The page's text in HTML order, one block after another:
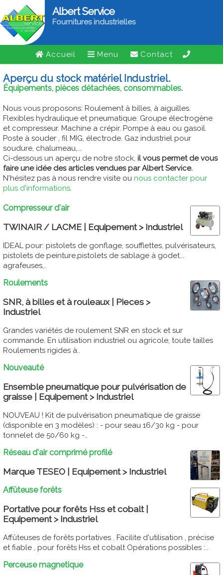
Albert Service
Fournitures industrielles
Accueil Menu Contact
Aperçu du stock matériel Industriel.
Équipements, pièces détachées, consommables.
Nous vous proposons: Roulement à billes, à aiguilles.
Flexibles hydraulique et pneumatique. Groupe électrogène
et compresseur. Machine a crépir. Pompe à eau ou gasoil.
Poste à souder , fil MIG, électrode. Gaz industriel pour
soudure, chalumeau,...
Ci-dessous un aperçu de notre stock, il vous permet de vous
faire une idée des articles vendues par Albert Service.
N'hésitez pas à nous rendre visite ou nous contacter pour
plus d'informations.
Compresseur d'air
TWINAIR / LACME | Equipement > Industriel
IDEAL pour: pistolets de gonflage, soufflettes, pulvérisateurs,
pistolets de peinture,pistolets de sablage à godet...
agrafeuses,..
Roulements
SNR, à billes et à rouleaux | Pieces >
Industriel
Grandes variétés de roulement SNR en stock et sur
commande. En utilisation industriel ou agricole, toute tailles
Roulements rigides à..
Nouveauté
Ensemble pneumatique pour pulvérisation de
graisse | Equipement > Industriel
NOUVEAU ! Kit de pulvérisation pneumatique de graisse
(disponible en 3 modèles) : - pour seau 16/30 kg - pour
tonnelet de 50/60 kg -..
Réseau d'air comprimé profilé
Marque TESEO | Equipement > Industriel
Affûteuse forêts
Portative pour forêts Hss et cobalt |
Equipement > Industriel
Affûteuses de forêts portatives . Facilite d'utilisation , précise
et fiable , pour forêts Hss et cobalt Opérations possibles :..
Perceuse magnetique